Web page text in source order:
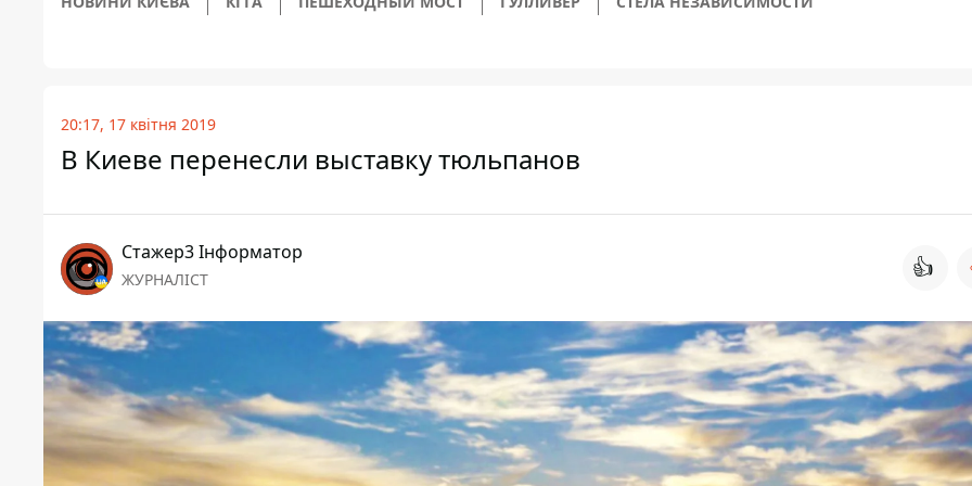
20:17, 17 квітня 2019
В Киеве перенесли выставку тюльпанов
Стажер3 Інформатор
ЖУРНАЛІСТ 👍